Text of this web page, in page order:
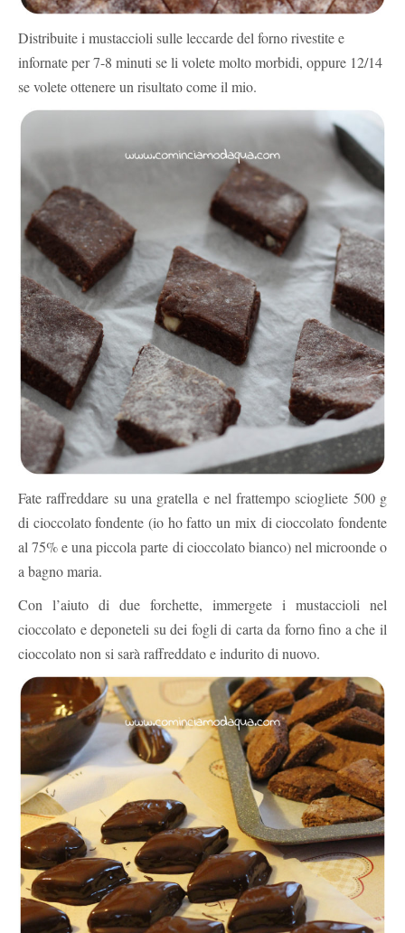
Distribuite i mustaccioli sulle leccarde del forno rivestite e
infornate per 7-8 minuti se li volete molto morbidi, oppure 12/14
se volete ottenere un risultato come il mio.
Fate raffreddare su una gratella e nel frattempo sciogliete 500 g
di cioccolato fondente (io ho fatto un mix di cioccolato fondente
al 75% e una piccola parte di cioccolato bianco) nel microonde o
a bagno maria.
Con l’aiuto di due forchette, immergete i mustaccioli nel
cioccolato e deponeteli su dei fogli di carta da forno fino a che il
cioccolato non si sarà raffreddato e indurito di nuovo.